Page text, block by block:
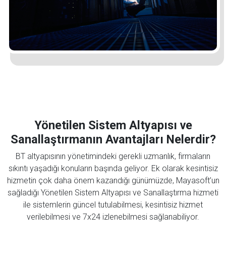
Yönetilen Sistem Altyapısı ve
Sanallaştırmanın Avantajları Nelerdir?
BT altyapısının yönetimindeki gerekli uzmanlık, firmaların
sıkıntı yaşadığı konuların başında geliyor. Ek olarak kesintisiz
hizmetin çok daha önem kazandığı günümüzde, Mayasoft’un
sağladığı Yönetilen Sistem Altyapısı ve Sanallaştırma hizmeti
ile sistemlerin güncel tutulabilmesi, kesintisiz hizmet
verilebilmesi ve 7x24 izlenebilmesi sağlanabiliyor.
Mayasoft Assistant
Online